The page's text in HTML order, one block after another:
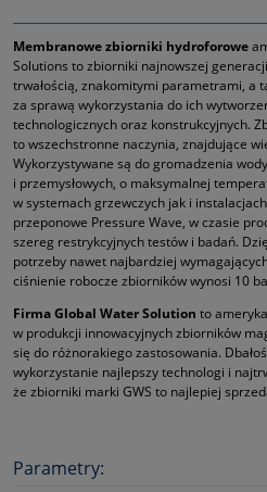
Membranowe zbiorniki hydroforowe
Solutions to zbiorniki najnowszej
trwałością, znakomitymi parametrami, a
za sprawą wykorzystania do ich
technologicznych oraz konstrukcyjnych.
to wszechstronne naczynia, znajdujące
Wykorzystywane są do gromadzenia
i przemysłowych, o maksymalnej
w systemach grzewczych jak i
przeponowe Pressure Wave, w czasie
szereg restrykcyjnych testów i badań.
potrzeby nawet najbardziej
ciśnienie robocze zbiorników wynosi 10
Firma Global Water Solution to
w produkcji innowacyjnych zbiorników
się do różnorakiego zastosowania.
wykorzystanie najlepszy technologi i
że zbiorniki marki GWS to najlepiej
Parametry: